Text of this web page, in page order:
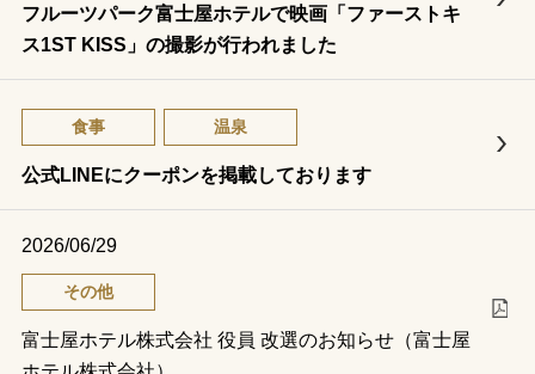
フルーツパーク富士屋ホテルで映画「ファーストキ
ス1ST KISS」の撮影が行われました
食事 温泉
公式LINEにクーポンを掲載しております
2026/06/29
その他
富士屋ホテル株式会社 役員 改選のお知らせ（富士屋